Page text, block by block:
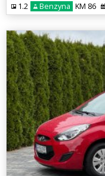
1.2 Benzyna KM 86